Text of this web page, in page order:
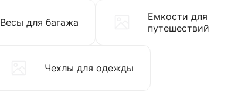
Весы для багажа
Емкости для
путешествий
Чехлы для одежды